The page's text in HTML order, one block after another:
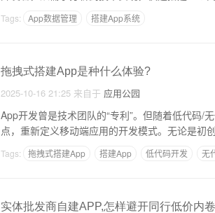
Tags: App数据管理 搭建App系统
拖拽式搭建App是种什么体验?
2025-10-16 21:25 来自于 应用公园
App开发曾是技术团队的“专利”。但随着低代码/
点，重新定义移动端应用的开发模式。无论是初
Tags: 拖拽式搭建App 搭建App 低代码开发 无
实体批发商自建APP,怎样避开同行低价内